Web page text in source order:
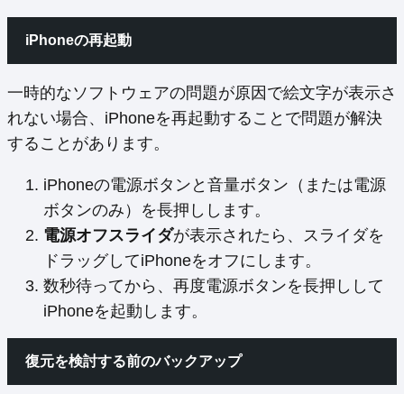
iPhoneの再起動
一時的なソフトウェアの問題が原因で絵文字が表示さ
れない場合、iPhoneを再起動することで問題が解決
することがあります。
iPhoneの電源ボタンと音量ボタン（または電源
ボタンのみ）を長押しします。
電源オフスライダが表示されたら、スライダを
ドラッグしてiPhoneをオフにします。
数秒待ってから、再度電源ボタンを長押しして
iPhoneを起動します。
復元を検討する前のバックアップ